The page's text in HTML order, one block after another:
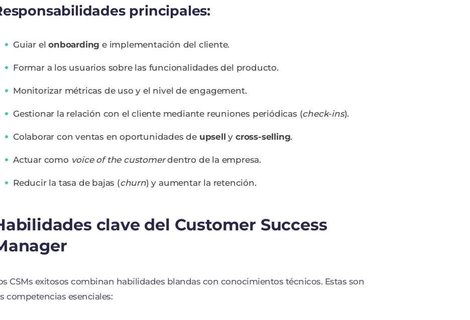
principales:
Guiar elonboarding e implementación del cliente.
Formar a los usuarios sobre las funcionalidades del producto.
Monitorizar métricas de uso y el nivel de engagement.
Gestionar la relación con el cliente mediante reuniones periódicas (check-ins).
Colaborar con ventas en oportunidades de upsell ycross-selling.
Actuar como voice of the customerdentro de la empresa.
Reducir la tasa de bajas (churn) y aumentar la retención.
clave del Customer Success
CSMs exitosos combinan habilidades blandas con conocimientos técnicos. Estas son
competencias esenciales: